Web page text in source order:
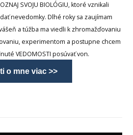
SVOJU BIOLÓGIU, ktoré vznikali
nevedomky. Dlhé roky sa zaujímam
a túžba ma viedli k zhromažďovaniu
experimentom a postupne chcem
VEDOMOSTI posúvať von.
o mne viac >>